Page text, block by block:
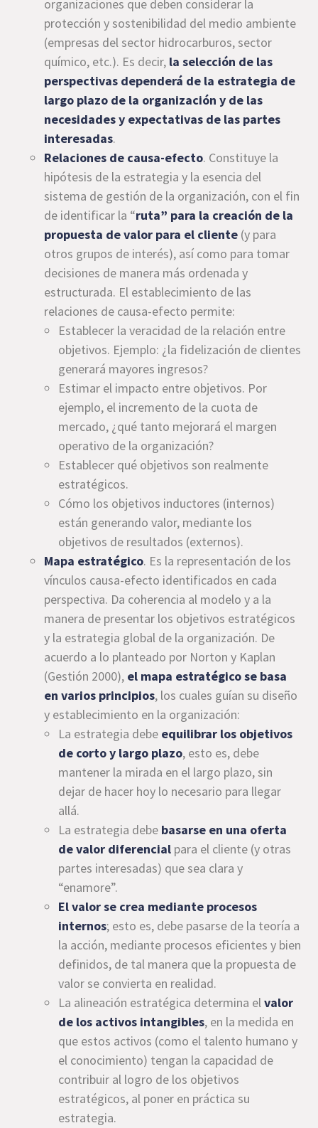
organizaciones que deben considerar la
protección y sostenibilidad del medio ambiente
(empresas del sector hidrocarburos, sector
químico, etc.). Es decir, la selección de las
perspectivas dependerá de la estrategia de
largo plazo de la organización y de las
necesidades y expectativas de las partes
interesadas.
Relaciones de causa-efecto. Constituye la
hipótesis de la estrategia y la esencia del
sistema de gestión de la organización, con el fin
de identificar la “ruta” para la creación de la
propuesta de valor para el cliente (y para
otros grupos de interés), así como para tomar
decisiones de manera más ordenada y
estructurada. El establecimiento de las
relaciones de causa-efecto permite:
Establecer la veracidad de la relación entre
objetivos. Ejemplo: ¿la fidelización de clientes
generará mayores ingresos?
Estimar el impacto entre objetivos. Por
ejemplo, el incremento de la cuota de
mercado, ¿qué tanto mejorará el margen
operativo de la organización?
Establecer qué objetivos son realmente
estratégicos.
Cómo los objetivos inductores (internos)
están generando valor, mediante los
objetivos de resultados (externos).
Mapa estratégico. Es la representación de los
vínculos causa-efecto identificados en cada
perspectiva. Da coherencia al modelo y a la
manera de presentar los objetivos estratégicos
y la estrategia global de la organización. De
acuerdo a lo planteado por Norton y Kaplan
(Gestión 2000), el mapa estratégico se basa
en varios principios, los cuales guían su diseño
y establecimiento en la organización:
La estrategia debe equilibrar los objetivos
de corto y largo plazo, esto es, debe
mantener la mirada en el largo plazo, sin
dejar de hacer hoy lo necesario para llegar
allá.
La estrategia debe basarse en una oferta
de valor diferencial para el cliente (y otras
partes interesadas) que sea clara y
“enamore”.
El valor se crea mediante procesos
internos; esto es, debe pasarse de la teoría a
la acción, mediante procesos eficientes y bien
definidos, de tal manera que la propuesta de
valor se convierta en realidad.
La alineación estratégica determina elvalor
de los activos intangibles, en la medida en
que estos activos (como el talento humano y
el conocimiento) tengan la capacidad de
contribuir al logro de los objetivos
estratégicos, al poner en práctica su
estrategia.